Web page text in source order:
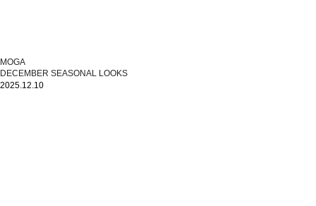
MOGA
DECEMBER SEASONAL LOOKS
2025.12.10